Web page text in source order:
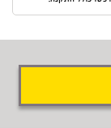
דיווח על טעות